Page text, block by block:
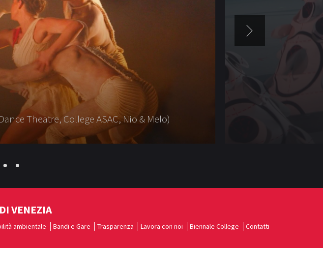
Theatre, College ASAC, Nio & Melo)
VENEZIA
ambientale Bandi e Gare Trasparenza Lavora con noi Biennale College Contatti